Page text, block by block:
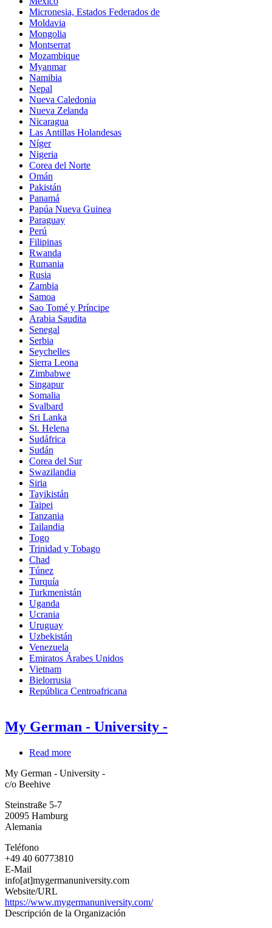
Micronesia, Estados Federados de
Moldavia
Mongolia
Montserrat
Mozambique
Myanmar
Namibia
Nepal
Nueva Caledonia
Nueva Zelanda
Nicaragua
Las Antillas Holandesas
Níger
Nigeria
Corea del Norte
Omán
Pakistán
Panamá
Papúa Nueva Guinea
Paraguay
Perú
Filipinas
Rwanda
Rumania
Rusia
Zambia
Samoa
Sao Tomé y Príncipe
Arabia Saudita
Senegal
Serbia
Seychelles
Sierra Leona
Zimbabwe
Singapur
Somalia
Svalbard
Sri Lanka
St. Helena
Sudáfrica
Sudán
Corea del Sur
Swazilandia
Siria
Tayikistán
Taipei
Tanzania
Tailandia
Togo
Trinidad y Tobago
Chad
Túnez
Turquía
Turkmenistán
Uganda
Ucrania
Uruguay
Uzbekistán
Venezuela
Emiratos Árabes Unidos
Vietnam
Bielorrusia
República Centroafricana
My German - University -
Read more
German
My German - University -
c/o Beehive
Steinstraße 5-7
20095 Hamburg
Alemania
Teléfono
+49 40 60773810
E-Mail
info[at]mygermanuniversity.com
Website/URL
https://www.mygermanuniversity.com/
Descripción de la Organización